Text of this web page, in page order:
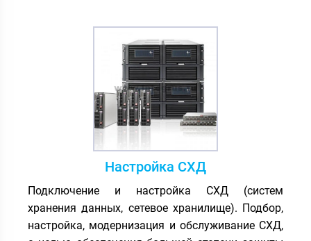
Настройка СХД
Подключение и настройка СХД (систем
хранения данных, сетевое хранилище). Подбор,
настройка, модернизация и обслуживание СХД,